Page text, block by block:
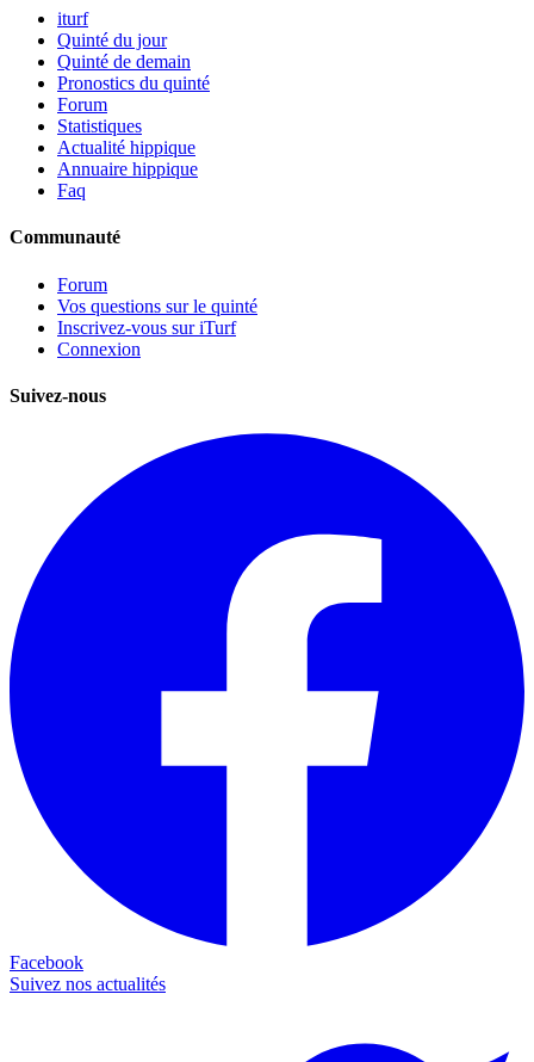
iturf
Quinté du jour
Quinté de demain
Pronostics du quinté
Forum
Statistiques
Actualité hippique
Annuaire hippique
Faq
Communauté
Forum
Vos questions sur le quinté
Inscrivez-vous sur iTurf
Connexion
Suivez-nous
Facebook
Suivez nos actualités